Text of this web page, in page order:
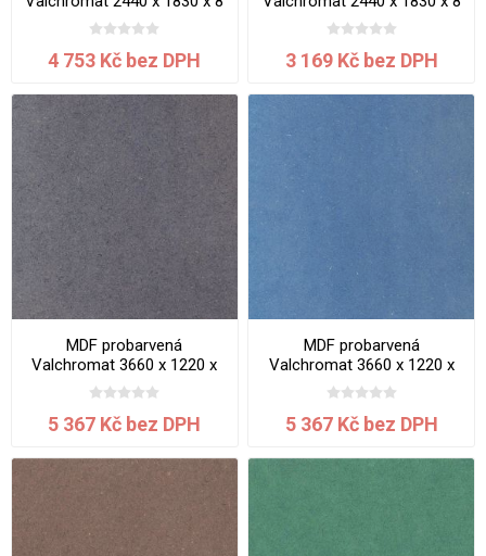
mm White Pearl
4 753 Kč bez DPH
mm Yellow
3 169 Kč bez DPH
MDF probarvená
Valchromat 3660 x 1220 x
19 mm Black
5 367 Kč bez DPH
MDF probarvená
Valchromat 3660 x 1220 x
19 mm Blue
5 367 Kč bez DPH